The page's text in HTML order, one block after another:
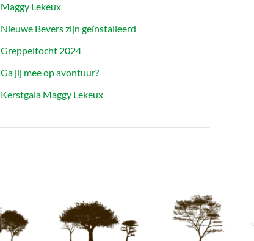
Maggy Lekeux
Nieuwe Bevers zijn geïnstalleerd
Greppeltocht 2024
Ga jij mee op avontuur?
Kerstgala Maggy Lekeux